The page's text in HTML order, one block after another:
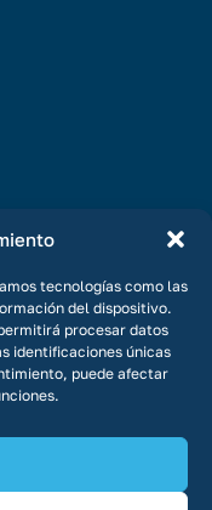
tecnologías como las
del dispositivo.
procesar datos
identificaciones únicas
puede afectar